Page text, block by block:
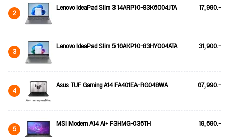
2 Lenovo IdeaPad Slim 3 14ARP10-83K6004JTA 17,990.-
3 Lenovo IdeaPad Slim 5 16AKP10-83HY004ATA 31,900.-
4 Asus TUF Gaming A14 FA401EA-RG048WA 67,990.-
5 MSI Modern A14 AI+ F3HMG-036TH 19,690.-